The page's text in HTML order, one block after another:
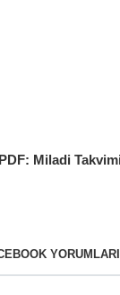
Miladi
YORUMLARI